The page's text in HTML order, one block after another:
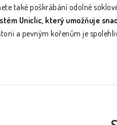
také poškrábání odolné
Uniclic, který umožňuje
a pevným kořenům je